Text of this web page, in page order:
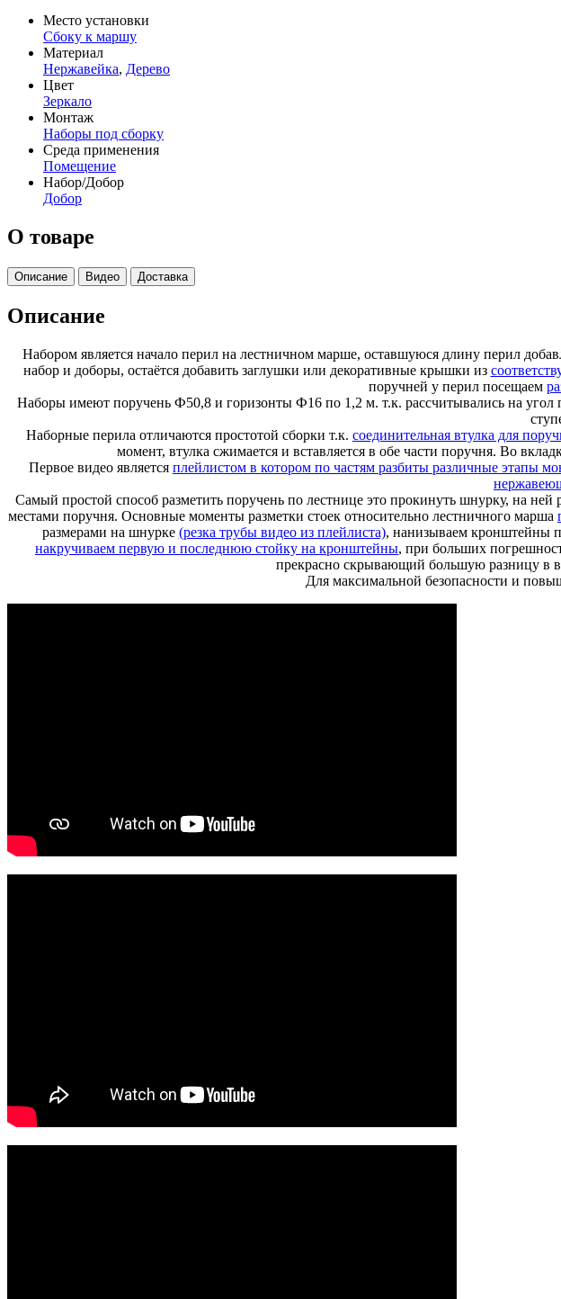
Место установки
Сбоку к маршу
Материал
Нержавейка, Дерево
Цвет
Зеркало
Монтаж
Наборы под сборку
Среда применения
Помещение
Набор/Добор
Добор
О товаре
Описание Видео Доставка
Описание
Набором является начало перил на лестничном марше, оставшуюся длину перил
набор и доборы, остаётся добавить заглушки или декоративные крышки из
поручней у перил посещаем
Наборы имеют поручень Ф50,8 и горизонты Ф16 по 1,2 м. т.к. рассчитывались на угол
Наборные перила отличаются простотой сборки т.к. соединительная втулка для
момент, втулка сжимается и вставляется в обе части поручня. Во
Первое видео является плейлистом в котором по частям разбиты различные этапы
Самый простой способ разметить поручень по лестнице это прокинуть шнурку, на
местами поручня. Основные моменты разметки стоек относительно лестничного марша
размерами на шнурке (резка трубы видео из плейлиста), нанизываем кронштейны
накручиваем первую и последнюю стойку на кронштейны, при больших
прекрасно скрывающий большую разницу в
Для максимальной безопасности и